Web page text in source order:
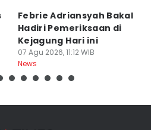
Febrie Adriansyah Bakal
Hadiri Pemeriksaan di
Kejagung Hari ini
07 Agu 2026, 11:12 WIB
News